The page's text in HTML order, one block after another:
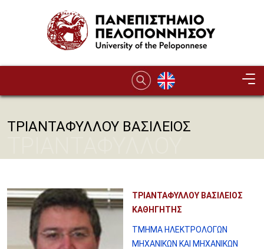
ΤΡΙΑΝΤΑΦΥΛΛΟΥ ΒΑΣΙΛΕΙΟΣ
ΤΡΙΑΝΤΑΦΥΛΛΟΥ ΒΑΣΙΛΕΙΟΣ
ΚΑΘΗΓΗΤΗΣ
ΤΜΗΜΑ ΗΛΕΚΤΡΟΛΟΓΩΝ
ΜΗΧΑΝΙΚΩΝ ΚΑΙ ΜΗΧΑΝΙΚΩΝ